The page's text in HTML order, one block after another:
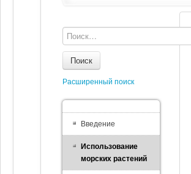
Поиск
Расширенный поиск
Введение
Использование
морских растений